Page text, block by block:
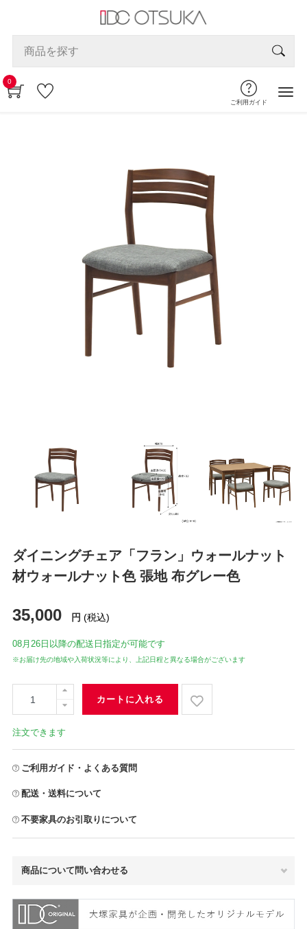
0
ご利用ガイド
ダイニングチェア「フラン」ウォールナット
材ウォールナット色 張地 布グレー色
35,000 円 (税込)
08月26日 以降の配送日指定が可能です
※お届け先の地域や入荷状況等により、上記日程と異なる場合がございます
カートに入れる
注文できます
ご利用ガイド・よくある質問
配送・送料について
不要家具のお引取りについて
商品について問い合わせる